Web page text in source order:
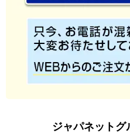
ジャパネットグ